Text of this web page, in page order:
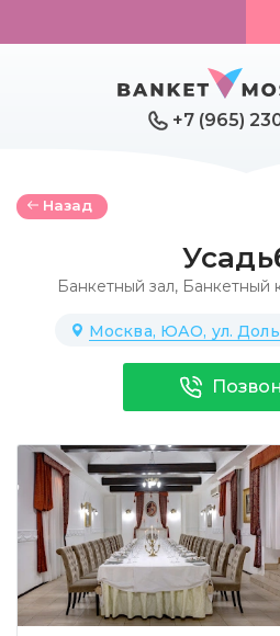
+7 (965)
Назад
Банкетный зал,Банкетный
Москва, ЮАО, ул.